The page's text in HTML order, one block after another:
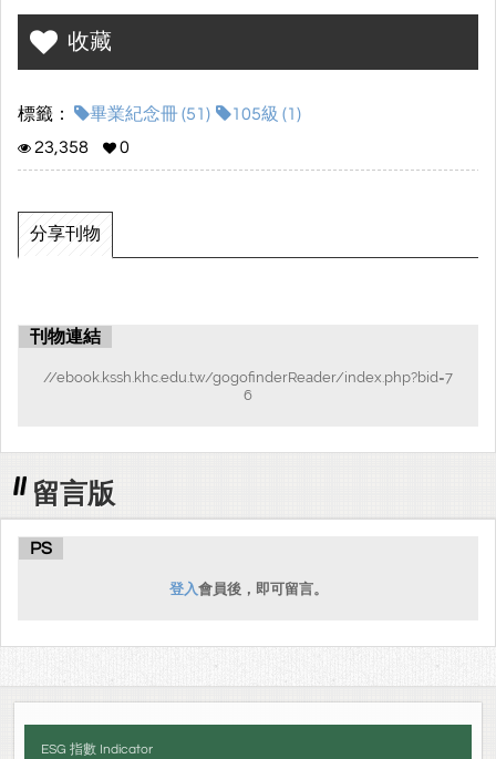
收藏
標籤： 畢業紀念冊 (51)
105級 (1)
23,358
0
分享刊物
刊物連結
//ebook.kssh.khc.edu.tw/gogofinderReader/index.php?bid=7
6
留言版
PS
登入會員後，即可留言。
ESG 指數 Indicator